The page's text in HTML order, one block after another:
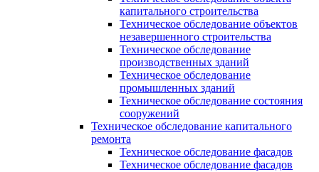
капитального строительства
Техническое обследование объектов
незавершенного строительства
Техническое обследование
производственных зданий
Техническое обследование
промышленных зданий
Техническое обследование состояния
сооружений
Техническое обследование капитального
ремонта
Техническое обследование фасадов
Техническое обследование фасадов